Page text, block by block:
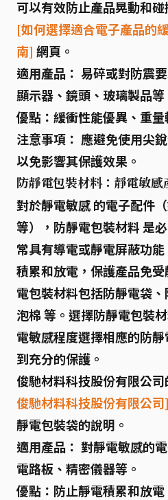
可以有效防止產品晃動和
[如何選擇適合電子產品的
南] 網頁。
適用產品： 易碎或對防震
顯示器、鏡頭、玻璃製品等
優點： 緩衝性能優異、重量
注意事項： 應避免使用尖
以免影響其保護效果。
防靜電包裝材料：靜電敏感
對於靜電敏感的電子配件
等）， 防靜電包裝材料 是
常具有導電或靜電屏蔽功
積累和放電，保護產品免
電包裝材料包括防靜電袋 、
泡棉等。選擇防靜電包裝
電敏感程度選擇相應的防
到充分的保護。
俊馳材料科技股份有限公司
俊馳材料科技股份有限公司]
靜電包裝袋的說明。
適用產品： 對靜電敏感的
電路板、精密儀器等。
優點： 防止靜電積累和放